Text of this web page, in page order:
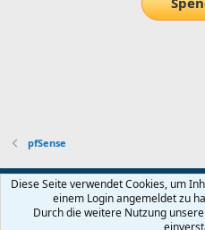
pfSense
Default-Theme
Nutzungsbedingungen
Diese Seite verwendet Cookies, um
einem Login angemeldet zu
Durch die weitere Nutzung